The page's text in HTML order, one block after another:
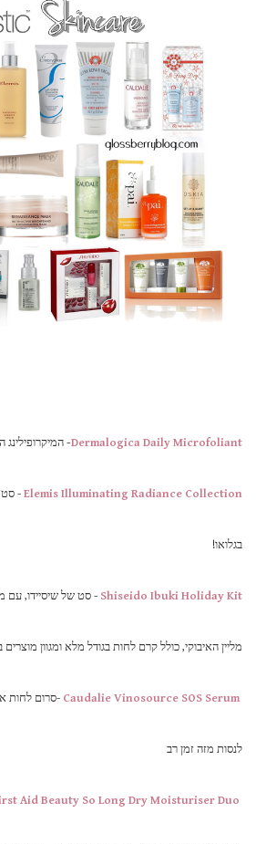
Dermalogica Daily Microfoliant
-
Elemis Illuminating Radiance Collection
בגלואו!
Shiseido Ibuki Holiday Kit - סט של שיסיידו, עם
מליין האיבוקי, כולל קרם לחות בגודל מלא ומגוון מוצרים
Caudalie Vinosource SOS Serum -סרום לחות
לנסות מזה זמן רב
Aid Beauty So Long Dry Moisturiser Duo